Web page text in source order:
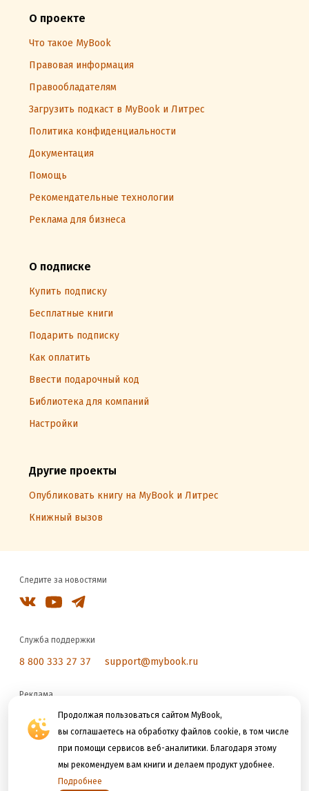
Продолжая пользоваться сайтом MyBook,
вы соглашаетесь на обработку файлов cookie, в том числе
при помощи сервисов веб-аналитики. Благодаря этому
мы рекомендуем вам книги и делаем продукт удобнее.
Подробнее
О проекте
Что такое MyBook
Правовая информация
Правообладателям
Загрузить подкаст в MyBook и Литрес
Политика конфиденциальности
Документация
Помощь
Рекомендательные технологии
Реклама для бизнеса
О подписке
Купить подписку
Бесплатные книги
Подарить подписку
Как оплатить
Ввести подарочный код
Библиотека для компаний
Настройки
Другие проекты
Опубликовать книгу на MyBook и Литрес
Книжный вызов
Следите за новостями
Служба поддержки
8 800 333 27 37 support@mybook.ru
Реклама
reklama@litres.ru
Мы принимаем к оплате